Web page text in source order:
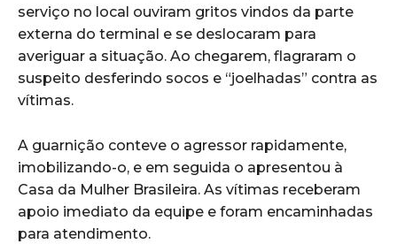
serviço no local ouviram gritos vindos da parte
externa do terminal e se deslocaram para
averiguar a situação. Ao chegarem, flagraram o
suspeito desferindo socos e “joelhadas” contra as
vítimas.
A guarnição conteve o agressor rapidamente,
imobilizando-o, e em seguida o apresentou à
Casa da Mulher Brasileira. As vítimas receberam
apoio imediato da equipe e foram encaminhadas
para atendimento.